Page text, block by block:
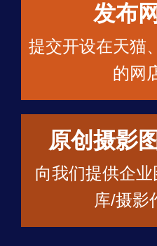
发布
提交开设在天猫
的网
原创摄影
向我们提供企业
库/摄影